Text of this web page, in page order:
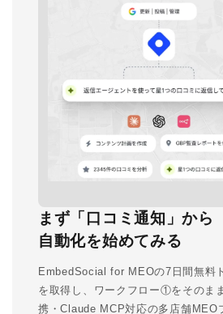
まず「口コミ通知」から
自動化を始めてみる
EmbedSocial for MEOの7日間無料
を取得し、ワークフロー①をそのま
携・Claude MCP対応の多店舗MEO